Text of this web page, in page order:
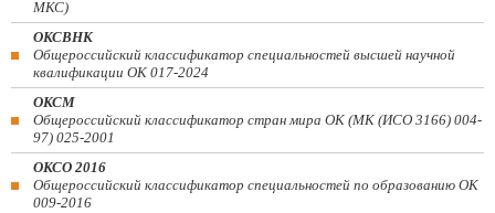
МКС)
ОКСВНК
Общероссийский классификатор специальностей высшей научной
квалификации ОК 017-2024
ОКСМ
Общероссийский классификатор стран мира ОК (МК (ИСО 3166) 004-
97) 025-2001
ОКСО 2016
Общероссийский классификатор специальностей по образованию ОК
009-2016